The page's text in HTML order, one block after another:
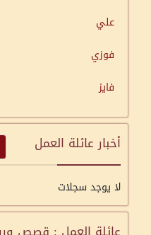
علي
فوزي
فايز
أخبار عائلة العمل
لا يوجد سجلات